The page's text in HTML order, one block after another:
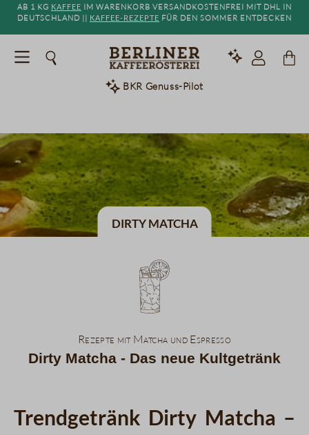
springen
Ab 1 kg Kaffee im Warenkorb versandkostenfrei mit DHL in
Deutschland || Kaffee-Rezepte für den Sommer entdecken
BKR Genuss-Pilot
Dirty Matcha
Rezepte mit Matcha und Espresso
Dirty Matcha - Das neue Kultgetränk
Trendgetränk Dirty Matcha –